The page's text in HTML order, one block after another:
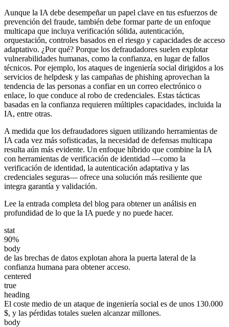
Aunque la IA debe desempeñar un papel clave en tus esfuerzos de
prevención del fraude, también debe formar parte de un enfoque
multicapa que incluya verificación sólida, autenticación,
orquestación, controles basados en el riesgo y capacidades de acceso
adaptativo. ¿Por qué? Porque los defraudadores suelen explotar
vulnerabilidades humanas, como la confianza, en lugar de fallos
técnicos. Por ejemplo, los ataques de ingeniería social dirigidos a los
servicios de helpdesk y las campañas de phishing aprovechan la
tendencia de las personas a confiar en un correo electrónico o
enlace, lo que conduce al robo de credenciales. Estas tácticas
basadas en la confianza requieren múltiples capacidades, incluida la
IA, entre otras.
A medida que los defraudadores siguen utilizando herramientas de
IA cada vez más sofisticadas, la necesidad de defensas multicapa
resulta aún más evidente. Un enfoque híbrido que combine la IA
con herramientas de verificación de identidad —como la
verificación de identidad, la autenticación adaptativa y las
credenciales seguras— ofrece una solución más resiliente que
integra garantía y validación.
Lee la entrada completa del blog para obtener un análisis en
profundidad de lo que la IA puede y no puede hacer.
stat
90%
body
de las brechas de datos explotan ahora la puerta lateral de la
confianza humana para obtener acceso.
centered
true
heading
El coste medio de un ataque de ingeniería social es de unos 130.000
$, y las pérdidas totales suelen alcanzar millones.
body